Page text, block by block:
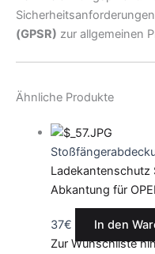
(GPSR) zur allgemeinen
Ähnliche Produkte
Abkantung für
37€
In den
Zur Wunschliste